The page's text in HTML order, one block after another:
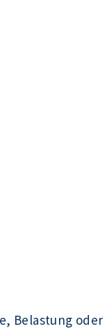
Belastung oder